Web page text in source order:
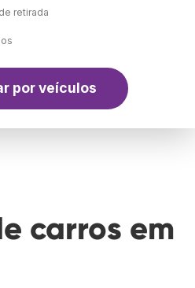
retirada
por veículos
carros em